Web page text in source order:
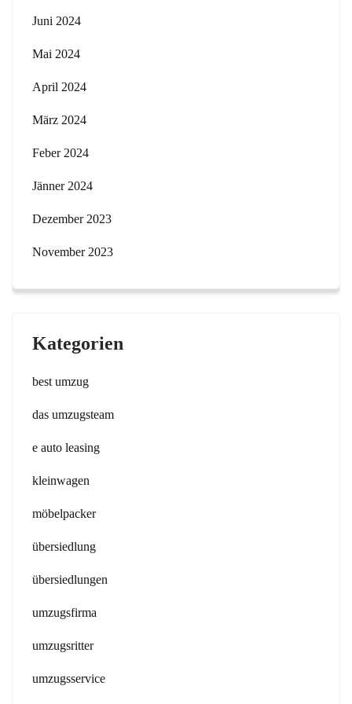
Juni 2024
Mai 2024
April 2024
März 2024
Feber 2024
Jänner 2024
Dezember 2023
November 2023
Kategorien
best umzug
das umzugsteam
e auto leasing
kleinwagen
möbelpacker
übersiedlung
übersiedlungen
umzugsfirma
umzugsritter
umzugsservice